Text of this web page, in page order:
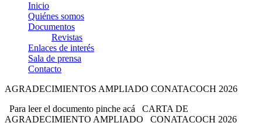
Inicio
Quiénes somos
Documentos
Revistas
Enlaces de interés
Sala de prensa
Contacto
AGRADECIMIENTOS AMPLIADO CONATACOCH 2026
Para leer el documento pinche acá CARTA DE
AGRADECIMIENTO AMPLIADO CONATACOCH 2026